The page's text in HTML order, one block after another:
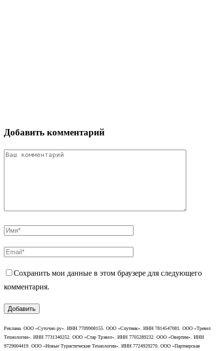
Добавить комментарий
Сохранить мои данные в этом браузере для следующего
комментария.
Реклама. ООО «Суточно.ру». ИНН 7709908155. ООО «Спутник». ИНН 7814547081. ООО «Тревел
Технологии». ИНН 7731340252. ООО «Стар Трэвел». ИНН 7705289232. ООО «Овертим». ИНН
9729004419. ООО «Новые Туристические Технологии». ИНН 7724929270. ООО «Партнерская